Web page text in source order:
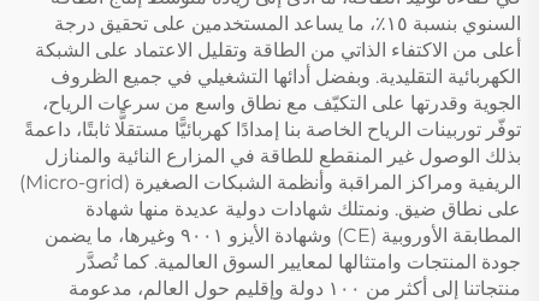
السنوي بنسبة ١٥٪، ما يساعد المستخدمين على تحقيق درجة
أعلى من الاكتفاء الذاتي من الطاقة وتقليل الاعتماد على الشبكة
الكهربائية التقليدية. وبفضل أدائها التشغيلي في جميع الظروف
الجوية وقدرتها على التكيّف مع نطاق واسع من سرعات الرياح،
توفّر توربينات الرياح الخاصة بنا إمدادًا كهربائيًّا مستقلًّا ثابتًا، داعمةً
بذلك الوصول غير المنقطع للطاقة في المزارع النائية والمنازل
الريفية ومراكز المراقبة وأنظمة الشبكات الصغيرة (Micro-grid)
على نطاق ضيق. ونمتلك شهادات دولية عديدة منها شهادة
المطابقة الأوروبية (CE) وشهادة الأيزو ٩٠٠١ وغيرها، ما يضمن
جودة المنتجات وامتثالها لمعايير السوق العالمية. كما تُصدَّر
منتجاتنا إلى أكثر من ١٠٠ دولة وإقليم حول العالم، مدعومة